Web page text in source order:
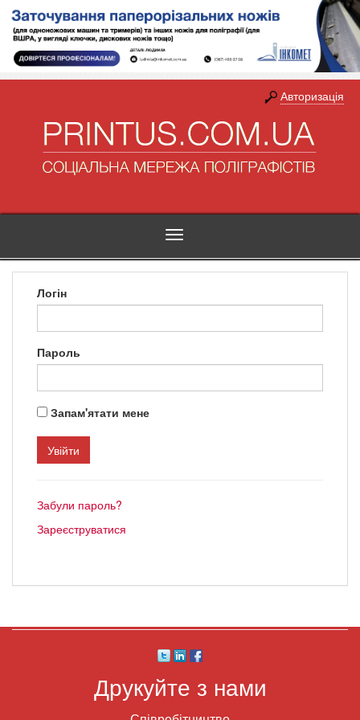
Авторизація
Toggle
Логін
Пароль
Запам'ятати мене
Забули пароль?
Зареєструватися
Друкуйте з нами